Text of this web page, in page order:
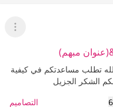
عرض
مبهم)
تطلب مساعدتكم في كيفية
الشكر الجزيل
التصاميم